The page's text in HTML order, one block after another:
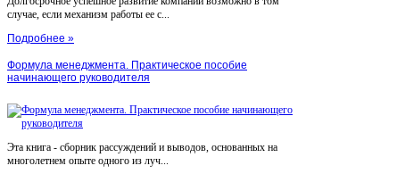
случае, если механизм работы ее с...
Подробнее »
Формула менеджмента. Практическое пособие
начинающего руководителя
Эта книга - сборник рассуждений и выводов, основанных на
многолетнем опыте одного из луч...